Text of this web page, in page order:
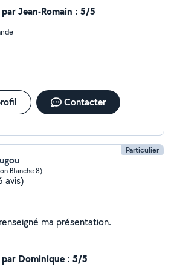
et je vous rappel.
Jean-Romain : 5/5
Contacter
Particulier
Blanche 8)
avis)
Je n'ai pas encore renseigné ma présentation.
par Dominique : 5/5